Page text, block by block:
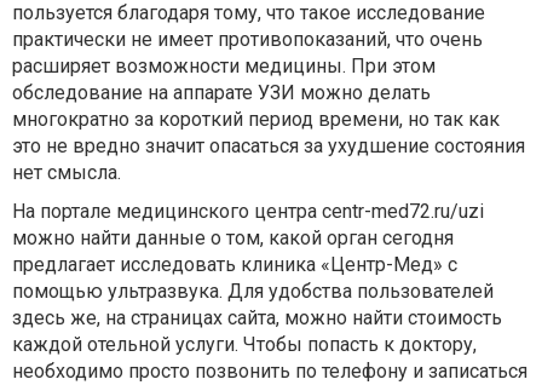
пользуется благодаря тому, что такое исследование
практически не имеет противопоказаний, что очень
расширяет возможности медицины. При этом
обследование на аппарате УЗИ можно делать
многократно за короткий период времени, но так как
это не вредно значит опасаться за ухудшение состояния
нет смысла.
На портале медицинского центра centr-med72.ru/uzi
можно найти данные о том, какой орган сегодня
предлагает исследовать клиника «Центр-Мед» с
помощью ультразвука. Для удобства пользователей
здесь же, на страницах сайта, можно найти стоимость
каждой отельной услуги. Чтобы попасть к доктору,
необходимо просто позвонить по телефону и записаться